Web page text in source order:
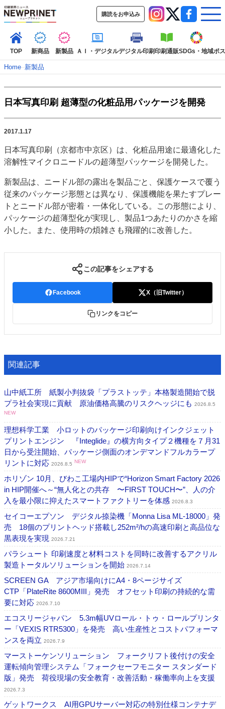
購読をお申込み
TOP 新商品 新製品 ＡＩ・デジタルデジタル印刷印刷通販SDGs・地域ポ
インタビュー
コレクション
新商品 新製品 ＡＩ・デジタル デジタル印刷
印刷通販
市場・統計
人事・移転・異動・訃報
特集記事カテゴリー一覧
2022 見える化・MIS特集
特集・デジタル印刷 アイデアで勝負！ ～多様なビジネス・多彩な商材～
特集・デジタル印刷 ～ 新成長軌道を描く
案内
会社案内
購読・購入申し込み
サイトポリシー
Home–新製品
日本写真印刷 超薄型の化粧品用パッケージを開発
2017.1.17
日本写真印刷（京都市中京区）は、化粧品用途に最適化した
溶解性マイクロニードルの超薄型パッケージを開発した。
新製品は、ニードル部の露出を製品ごと、保護ケースで覆う
従来のパッケージ形態とは異なり、保護機能を果たすプレー
トとニードル部が密着・一体化している。この形態により、
パッケージの超薄型化が実現し、製品1つあたりのかさを縮
小した。また、使用時の煩雑さも飛躍的に改善した。
この記事をシェアする
Facebook X（旧Twitter）
リンクをコピー
関連記事
山中紙工所 紙製小判抜袋「プラストッテ」本格製造開始で脱
プラ社会実現に貢献 原油価格高騰のリスクヘッジにも 2026.8.5
NEW
理想科学工業 小ロットのパッケージ印刷向けインクジェット
プリントエンジン 『Integlide』の横方向タイプ２機種を７月31
日から受注開始、パッケージ側面のオンデマンドフルカラープ
リントに対応 2026.8.5 NEW
ホリゾン 10月、びわこ工場内HIPで“Horizon Smart Factory 2026
in HIP開催へ～“無人化との共存 〜FIRST TOUCH〜”、人の介
入を最小限に抑えたスマートファクトリーを体感 2026.8.3
セイコーエプソン デジタル捺染機「Monna Lisa ML-18000」発
売 18個のプリントヘッド搭載し252m²/hの高速印刷と高品位な
黒表現を実現 2026.7.21
パラシュート 印刷速度と材料コストを同時に改善するアクリル
製造トータルソリューションを開始 2026.7.14
SCREEN GA アジア市場向けにA4・8ページサイズ
CTP「PlateRite 8600MIII」発売 オフセット印刷の持続的な需
要に対応 2026.7.10
エコスリージャパン 5.3m幅UVロール・トゥ・ロールプリンタ
ー「VEXIS RTR5300」を発売 高い生産性とコストパフォーマ
ンスを両立 2026.7.9
マーストーケンソリューション フォークリフト後付けの安全
運転傾向管理システム「フォークセーフモニター スタンダード
版」発売 荷役現場の安全教育・改善活動・稼働率向上を支援
2026.7.3
ゲットワークス AI用GPUサーバー対応の特別仕様コンテナデ